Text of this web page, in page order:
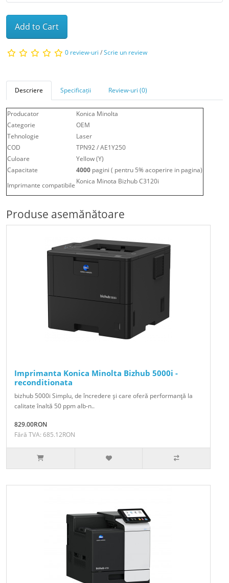
Add to Cart
0 review-uri /Scrie un review
Descriere Specificații Review-uri (0)
Producator
Konica Minolta
Categorie
OEM
Tehnologie
Laser
COD
TPN92 / AE1Y250
Culoare
Yellow (Y)
Capacitate
4000 pagini ( pentru 5% acoperire in pagina)
Imprimante compatibile Konica Minota Bizhub C3120i
Produse asemănătoare
Imprimanta Konica Minolta Bizhub 5000i -
reconditionata
bizhub 5000i Simplu, de încredere şi care oferă performanţă la
calitate înaltă 50 ppm alb-n..
829.00RON
Fără TVA: 685.12RON